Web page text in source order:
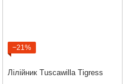
−21%
Лілійник Tuscawilla Tigress